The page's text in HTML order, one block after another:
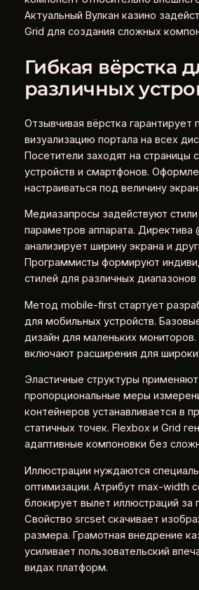
Актуальный Вулкан казино
Grid для создания сложных
Гибкая вёрстка
различных
Отзывчивая вёрстка гарантирует
визуализацию портала на всех
Посетители заходят на страницы
устройств и смартфонов.
настраиваться под величину
Медиазапросы задействуют стили
параметров аппарата. Директива
анализирует ширину экрана и
Программисты формируют
стилей для различных диапазонов
Метод mobile-first стартует
для мобильных устройств.
дизайн для маленьких
включают расширения для
Эластичные структуры применяют
пропорциональные меры
контейнеров устанавливается в
статичных точек. Flexbox и Grid
адаптивные компоновки без
Иллюстрации нуждаются
оптимизации. Атрибут max-width
блокирует вылет иллюстраций за
Свойство srcset скачивает
размера. Грамотная внедрение
усиливает пользовательский
видах платформ.